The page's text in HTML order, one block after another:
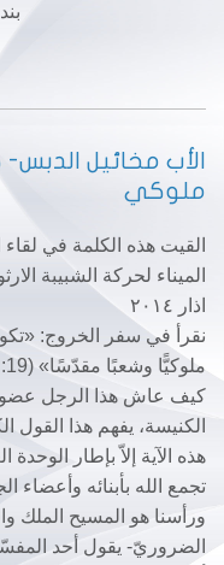
الأب مخائيل
ملوكي
القيت هذه الكلمة في
اذار ٢٠١٤
نقرأ في سفر الخروج:
كيف عاش هذا الرجل
الكنيسة، يفهم هذا القول
هذه الآية إلاّ بإطار الوحدة
تجمع الله بأبنائه وأعضاء
ورأسنا هو المسيح الملك
الضروريّ- يقول أحد